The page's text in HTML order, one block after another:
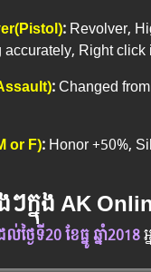
:Revolver,
Right click
:Changed
or F):Honor +50%,
ៗក្នុង AK
ល់​ថ្ងៃ​ទី20 ខែធ្នូ ឆ្នាំ2018